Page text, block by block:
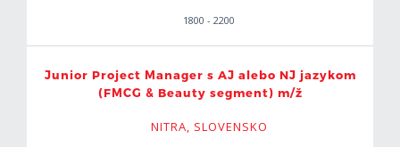
1800 - 2200
Junior Project Manager s AJ alebo NJ jazykom
(FMCG & Beauty segment) m/ž
NITRA, SLOVENSKO